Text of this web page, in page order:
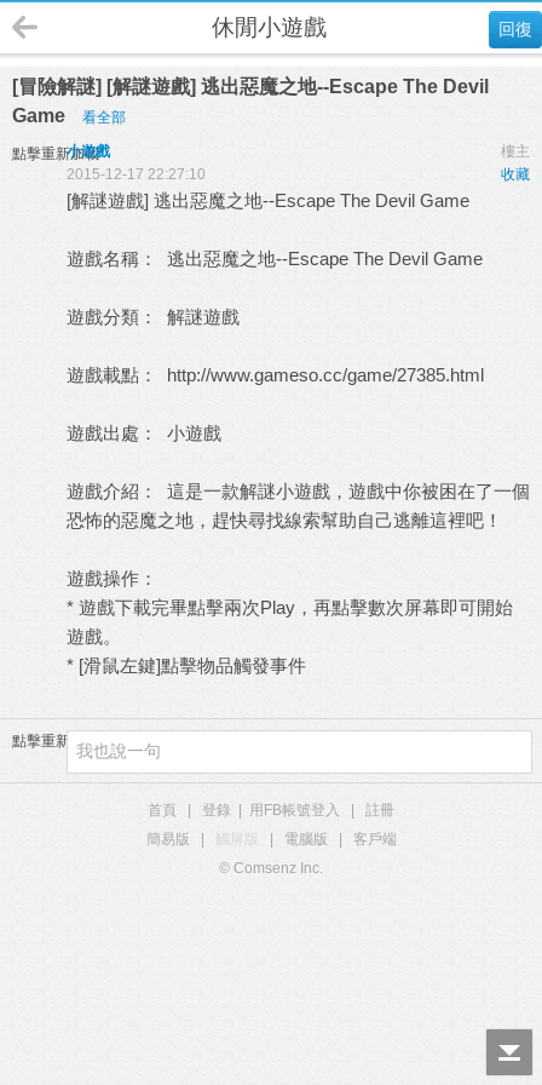
回復
休閒小遊戲
[冒險解謎] [解謎遊戲] 逃出惡魔之地--Escape The Devil
Game
看全部
點擊重新加載 樓主
小遊戲
收藏
2015-12-17 22:27:10
[解謎遊戲] 逃出惡魔之地--Escape The Devil Game
遊戲名稱： 逃出惡魔之地--Escape The Devil Game
遊戲分類： 解謎遊戲
遊戲載點： http://www.gameso.cc/game/27385.html
遊戲出處： 小遊戲
遊戲介紹： 這是一款解謎小遊戲，遊戲中你被困在了一個
恐怖的惡魔之地，趕快尋找線索幫助自己逃離這裡吧！
遊戲操作：
* 遊戲下載完畢點擊兩次Play，再點擊數次屏幕即可開始
遊戲。
* [滑鼠左鍵]點擊物品觸發事件
點擊重新加載
首頁 登錄 用FB帳號登入
註冊
簡易版
觸屏版 電腦版
客戶端
© Comsenz Inc.